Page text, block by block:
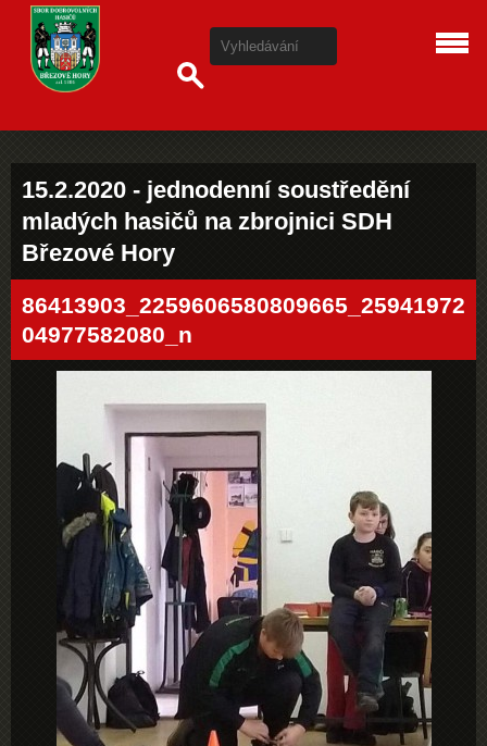
15.2.2020 - jednodenní soustředění
mladých hasičů na zbrojnici SDH
Březové Hory
86413903_2259606580809665_25941972
04977582080_n